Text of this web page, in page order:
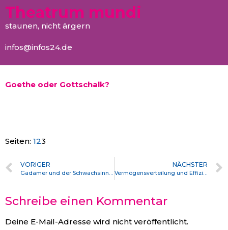
Theatrum mundi
staunen, nicht ärgern
infos@infos24.de
Goethe oder Gottschalk?
Seiten: 123
VORIGER
Gadamer und der Schwachsinn mit der Hermeneutik
NÄCHSTER
Vermögensverteilung und Effizienz
Schreibe einen Kommentar
Deine E-Mail-Adresse wird nicht veröffentlicht.